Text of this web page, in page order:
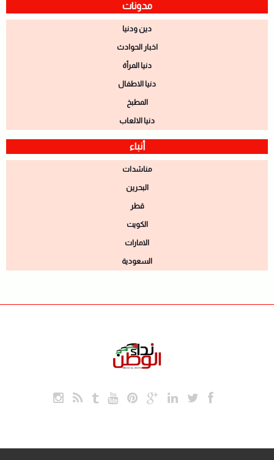
مدونات
دين ودنيا
اخبار الحوادث
دنيا المرأة
دنيا الاطفال
المطبخ
دنيا الالعاب
أنباء
مناشدات
البحرين
قطر
الكويت
الامارات
السعودية